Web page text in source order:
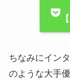
ちなみにイン
のような大手